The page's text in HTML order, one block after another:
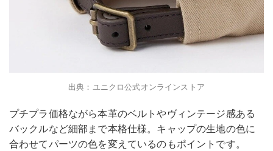
出典：ユニクロ公式オンラインストア
プチプラ価格ながら本革のベルトやヴィンテージ感ある
バックルなど細部まで本格仕様。キャップの生地の色に
合わせてパーツの色を変えているのもポイントです。